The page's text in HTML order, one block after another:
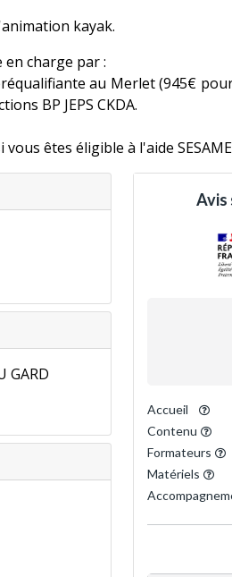
kayak.
charge par :
au Merlet (945€
BP JEPS CKDA.
êtes éligible à l'aide
en alternance spécialement
à
GARD